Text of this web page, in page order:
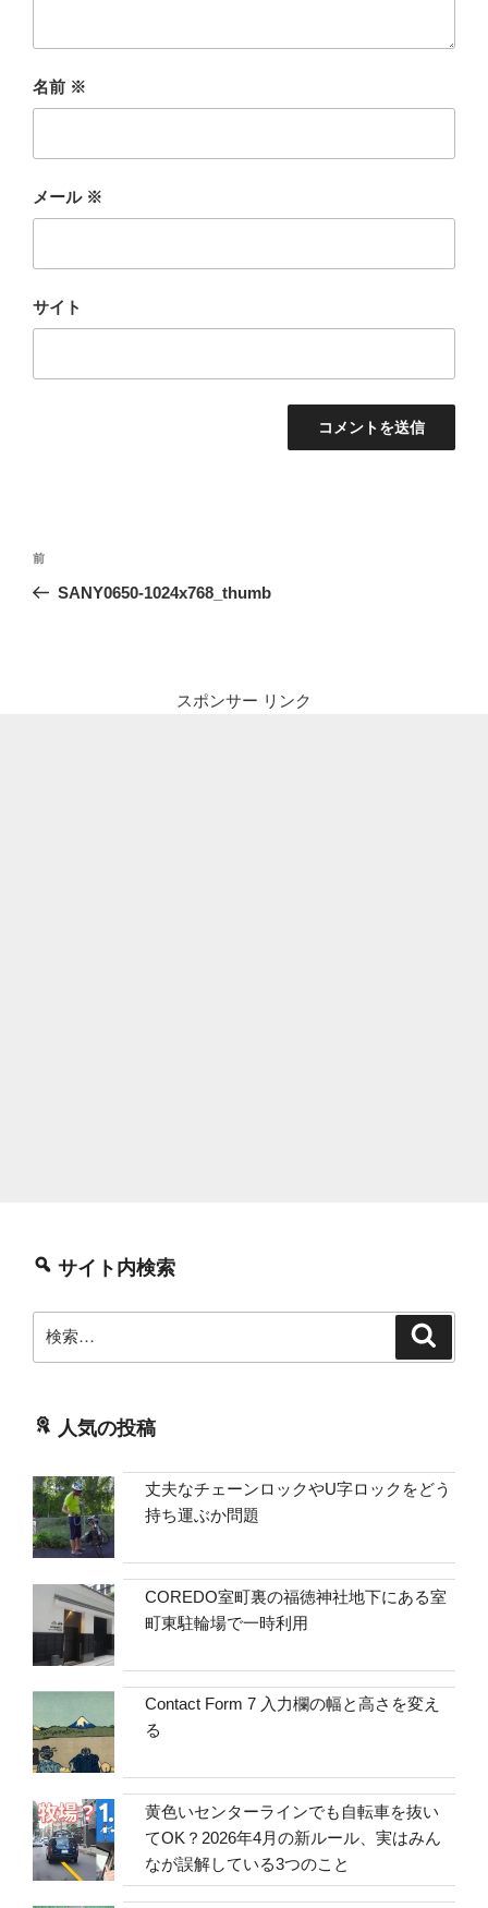
名前 ※
メール ※
サイト
投
ナ
前
の
前
SANY0650-1024x768_thumb
スポンサー リンク
サイト内検索
索:
人気の投稿
丈夫なチェーンロックやU字ロックをどう
持ち運ぶか問題
COREDO室町裏の福徳神社地下にある室
町東駐輪場で一時利用
Contact Form 7 入力欄の幅と高さを変え
る
黄色いセンターラインでも自転車を抜い
てOK？2026年4月の新ルール、実はみん
なが誤解している3つのこと